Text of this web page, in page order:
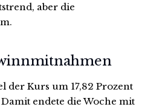
aber die
der Kurs um 17,82 Prozent
endete die Woche mit